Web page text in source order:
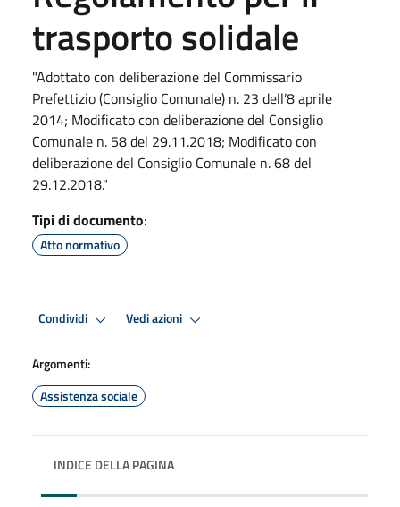
trasporto solidale
"Adottato con deliberazione del Commissario
Prefettizio (Consiglio Comunale) n. 23 dell’8 aprile
2014; Modificato con deliberazione del Consiglio
Comunale n. 58 del 29.11.2018; Modificato con
deliberazione del Consiglio Comunale n. 68 del
29.12.2018."
Tipi di documento:
Atto normativo
Condividi Vedi azioni
Argomenti:
Assistenza sociale
INDICE DELLA PAGINA